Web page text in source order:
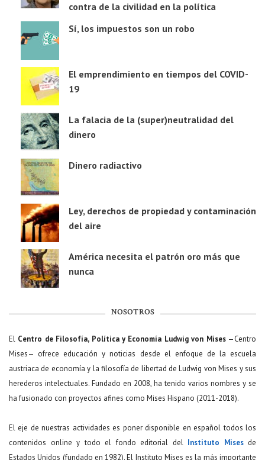
contra de la civilidad en la política
Sí, los impuestos son un robo
El emprendimiento en tiempos del COVID-
19
La falacia de la (super)neutralidad del
dinero
Dinero radiactivo
Ley, derechos de propiedad y contaminación
del aire
América necesita el patrón oro más que
nunca
NOSOTROS
El Centro de Filosofía, Política y Economía Ludwig von Mises—Centro
Mises— ofrece educación y noticias desde el enfoque de la escuela
austriaca de economía y la filosofía de libertad de Ludwig von Mises y sus
herederos intelectuales. Fundado en 2008, ha tenido varios nombres y se
ha fusionado con proyectos afines como Mises Hispano (2011-2018).
El eje de nuestras actividades es poner disponible en español todos los
contenidos online y todo el fondo editorial del Instituto Misesde
Estados Unidos (fundado en 1982). El Instituto Mises es la más importante